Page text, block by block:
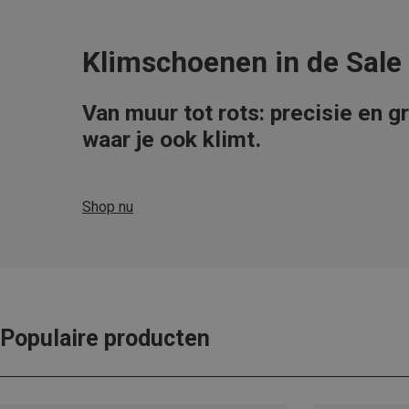
Klimschoenen in de Sale
Van muur tot rots: precisie en
waar je ook klimt.
Shop nu
Populaire producten